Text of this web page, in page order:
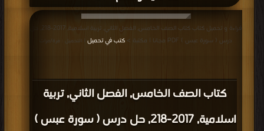
كتاب الصف الخامس, الفصل الثاني, تربية
اسلامية, 2017-218, حل درس ( سورة عبس )
درس ( سورة عبس ) PDF مجانا | مكتبة >
كتب في تحميل | التحميل : مرة/مرات